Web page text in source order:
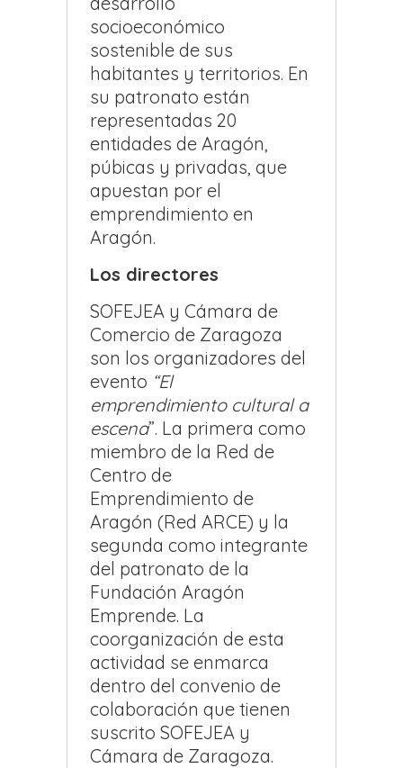
socioeconómico
sostenible de sus
habitantes y territorios. En
su patronato están
representadas 20
entidades de Aragón,
púbicas y privadas, que
apuestan por el
emprendimiento en
Aragón.
Los directores
SOFEJEA y Cámara de
Comercio de Zaragoza
son los organizadores del
evento “El
emprendimiento cultural a
escena”. La primera como
miembro de la Red de
Centro de
Emprendimiento de
Aragón (Red ARCE) y la
segunda como integrante
del patronato de la
Fundación Aragón
Emprende. La
coorganización de esta
actividad se enmarca
dentro del convenio de
colaboración que tienen
suscrito SOFEJEA y
Cámara de Zaragoza.